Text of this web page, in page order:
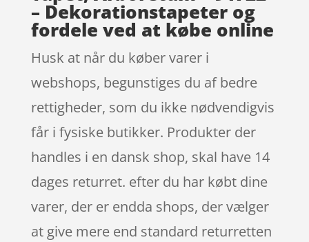
– Dekorationstapeter og
fordele ved at købe online
Husk at når du køber varer i
webshops, begunstiges du af bedre
rettigheder, som du ikke nødvendigvis
får i fysiske butikker. Produkter der
handles i en dansk shop, skal have 14
dages returret. efter du har købt dine
varer, der er endda shops, der vælger
at give mere end standard returretten